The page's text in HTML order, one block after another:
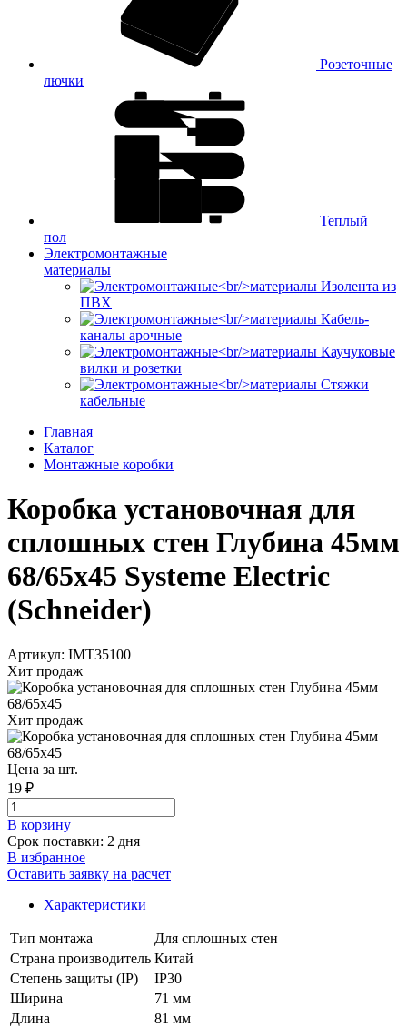
Розеточные
лючки
Теплый
пол
Электромонтажные
материалы
Изолента из
ПВХ
Кабель-
каналы арочные
Каучуковые
вилки и розетки
Стяжки
кабельные
Главная
Каталог
Монтажные коробки
Коробка установочная для
сплошных стен Глубина 45мм
68/65х45 Systeme Electric
(Schneider)
Артикул: IMT35100
Хит продаж
Хит продаж
Цена за шт.
19 ₽
В корзинy
Срок поставки: 2 дня
В избранное
Оставить заявку на расчет
Характеристики
Тип монтажа
Для сплошных стен
Страна производитель Китай
Степень защиты (IP)
IP30
Ширина
71 мм
Длина
81 мм